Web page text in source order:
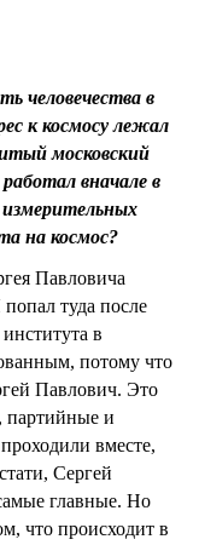
человечества в
к космосу лежал
московский
вначале в
на космос?
Павловича
туда после
в
потому что
Павлович. Это
партийные и
вместе,
Сергей
главные. Но
что происходит в